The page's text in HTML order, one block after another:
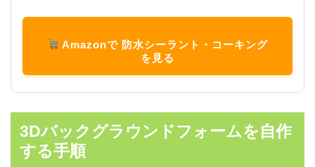
Amazonで 防水シーラント・コーキング
を見る
3Dバックグラウンドフォームを自作
する手順